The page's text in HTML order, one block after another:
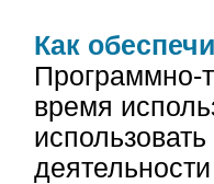
Как
Программно-
время